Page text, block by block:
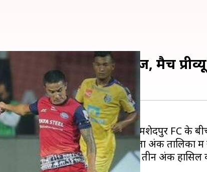
बनाम जमशेदपुर, टीम न्यूज, मैच
कोच्चि में केरला ब्लास्टर्स और जमशेदपुर FC के
तीन हार और एक जीत के साथ केरला अंक तालिका में